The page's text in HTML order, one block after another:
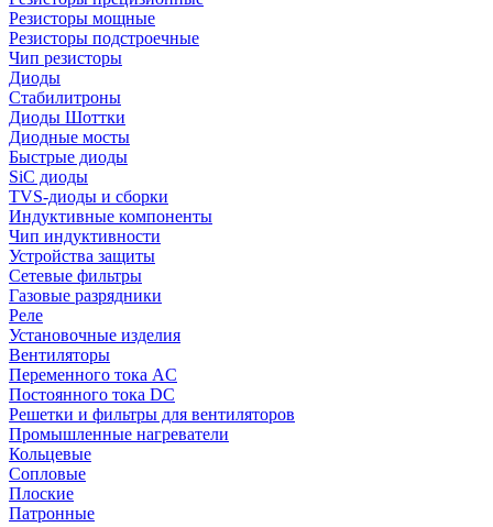
Резисторы мощные
Резисторы подстроечные
Чип резисторы
Диоды
Стабилитроны
Диоды Шоттки
Диодные мосты
Быстрые диоды
SiC диоды
TVS-диоды и сборки
Индуктивные компоненты
Чип индуктивности
Устройства защиты
Сетевые фильтры
Газовые разрядники
Реле
Установочные изделия
Вентиляторы
Переменного тока AC
Постоянного тока DC
Решетки и фильтры для вентиляторов
Промышленные нагреватели
Кольцевые
Сопловые
Плоские
Патронные